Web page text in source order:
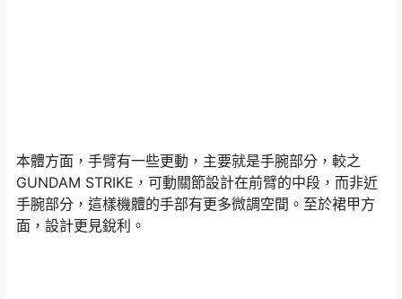
本體方面，手臂有一些更動，主要就是手腕部分，較之
GUNDAM STRIKE，可動關節設計在前臂的中段，而非近
手腕部分，這樣機體的手部有更多微調空間。至於裙甲方
面，設計更見銳利。